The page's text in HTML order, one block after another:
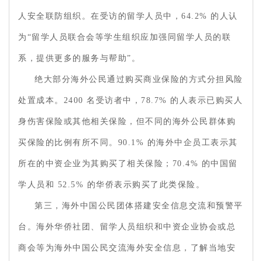
人安全联防组织。在受访的留学人员中，64.2% 的人认
为“留学人员联合会等学生组织应加强同留学人员的联
系，提供更多的服务与帮助”。
绝大部分海外公民通过购买商业保险的方式分担风险
处置成本。2400 名受访者中，78.7% 的人表示已购买人
身伤害保险或其他相关保险，但不同的海外公民群体购
买保险的比例有所不同。90.1% 的海外中企员工表示其
所在的中资企业为其购买了相关保险；70.4% 的中国留
学人员和 52.5% 的华侨表示购买了此类保险。
第三，海外中国公民团体搭建安全信息交流和预警平
台。海外华侨社团、留学人员组织和中资企业协会或总
商会等为海外中国公民交流海外安全信息，了解当地安